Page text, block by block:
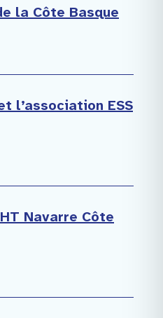
la Côte Basque
l’association ESS
Navarre Côte